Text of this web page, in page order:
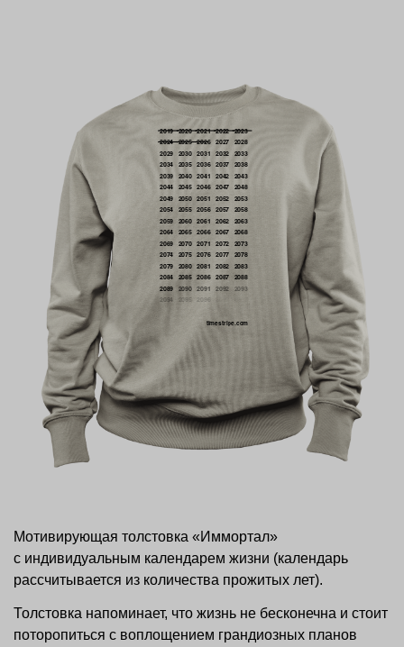
2019 2020 2021 2022 2023
2024 2025 2026 2027 2028
2029 2030 2031 2032 2033
2034 2035 2036 2037 2038
2039 2040 2041 2042 2043
2044 2045 2046 2047 2048
2049 2050 2051 2052 2053
2054 2055 2056 2057 2058
2059 2060 2061 2062 2063
2064 2065 2066 2067 2068
2069 2070 2071 2072 2073
2074 2075 2076 2077 2078
2079 2080 2081 2082 2083
2084 2085 2086 2087 2088
2089 2090 2091 2092 2093
2094
2095 2096
timestripe.com
Мотивирующая толстовка «Иммортал»
с индивидуальным календарем жизни (календарь
рассчитывается из количества прожитых лет).
Толстовка напоминает, что жизнь не бесконечна и стоит
поторопиться с воплощением грандиозных планов